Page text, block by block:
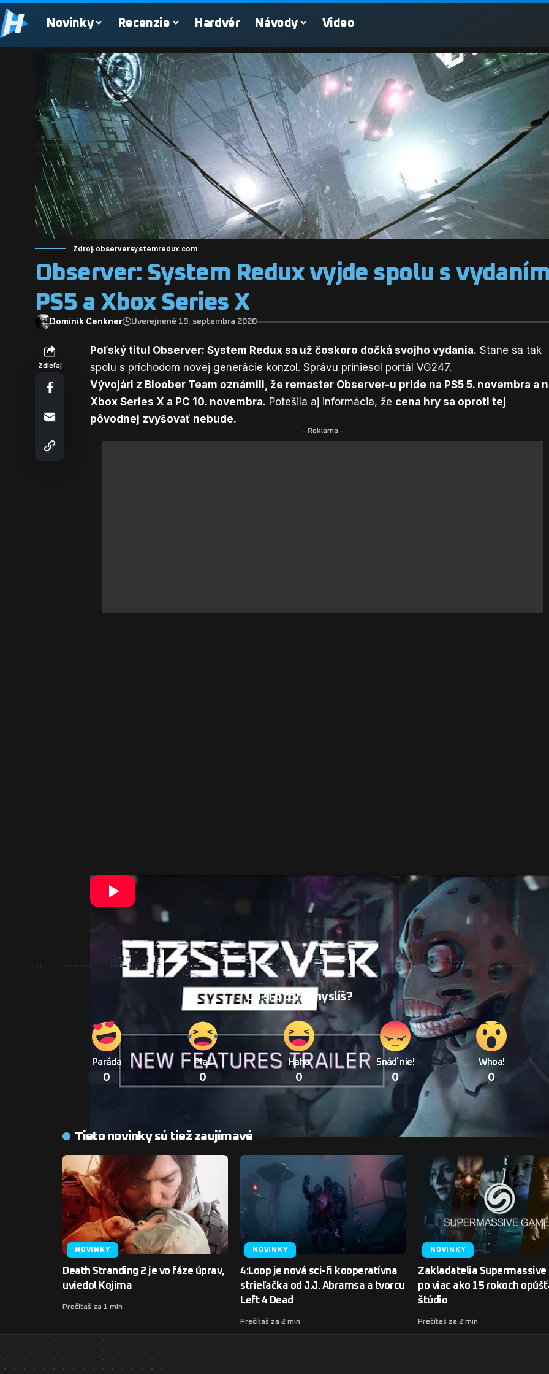
Novinky Recenzie Hardvér Návody Video
Zdroj: observersystemredux.com
Observer: System Redux vyjde spolu s
PS5 a Xbox Series X
Dominik Cenkner Uverejnené 19. septembra 2020
Zdieľaj
Poľský titul Observer: System Redux sa už čoskoro dočká svojho vydania. Stane sa tak
spolu s príchodom novej generácie konzol.Správu priniesol portál VG247.
Vývojári z Bloober Team oznámili, že remaster Observer-u príde na PS5 5. novembra a
Xbox Series X a PC 10. novembra. Potešila aj informácia, že cena hry sa oproti tej
pôvodnej zvyšovať nebude.
- Reklama -
Hráčov
určite zaujalo aj vydanie na PC, keďže o tejto možnosti sa doteraz veľa
nehovorilo
, ale opak je pravdou. Remaster ponúkne okrem vylepšenej grafiky aj nový
Observer: System Redux si môžete vďaka demo verzii vyskúšať už teraz.
Nájsť ho
Čo si o tom myslíš?
Paráda
0
Plač
0
Haha
0
Snáď nie!
0
Whoa!
0
Tieto novinky sú tiež zaujímavé
NOVINKY
Death Stranding 2 je vo fáze úprav,
uviedol Kojima
Prečítaš za 1 min
NOVINKY
4:Loop je nová sci-fi kooperatívna
strieľačka od J.J. Abramsa a tvorcu
Left 4 Dead
Prečítaš za 2 min
NOVINKY
Zakladatelia Supermassive
po viac ako 15 rokoch
štúdio
Prečítaš za 2 min